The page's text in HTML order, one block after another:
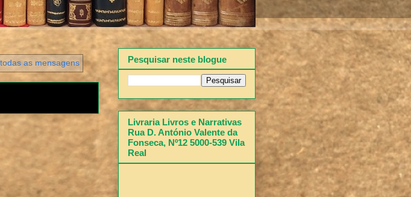
as mensagens Pesquisar neste blogue
Livraria Livros e Narrativas
Rua D. António Valente da
Fonseca, Nº12 5000-539 Vila
Real